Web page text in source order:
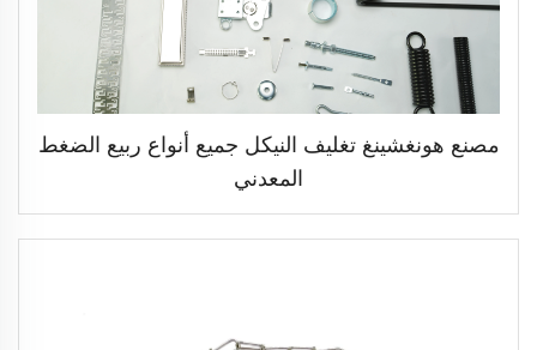
مصنع هونغشينغ تغليف النيكل جميع أنواع ربيع الضغط
المعدني